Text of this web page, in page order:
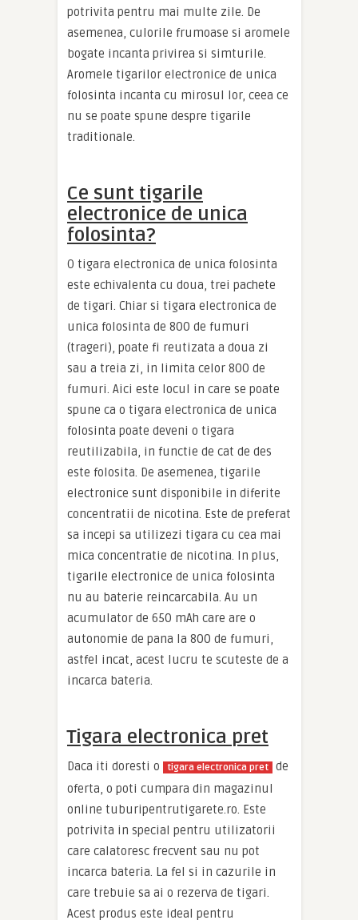
potrivita pentru mai multe zile. De
asemenea, culorile frumoase si aromele
bogate incanta privirea si simturile.
Aromele tigarilor electronice de unica
folosinta incanta cu mirosul lor, ceea ce
nu se poate spune despre tigarile
traditionale.
Ce sunt tigarile
electronice de unica
folosinta?
O tigara electronica de unica folosinta
este echivalenta cu doua, trei pachete
de tigari. Chiar si tigara electronica de
unica folosinta de 800 de fumuri
(trageri), poate fi reutizata a doua zi
sau a treia zi, in limita celor 800 de
fumuri. Aici este locul in care se poate
spune ca o tigara electronica de unica
folosinta poate deveni o tigara
reutilizabila, in functie de cat de des
este folosita. De asemenea, tigarile
electronice sunt disponibile in diferite
concentratii de nicotina. Este de preferat
sa incepi sa utilizezi tigara cu cea mai
mica concentratie de nicotina. In plus,
tigarile electronice de unica folosinta
nu au baterie reincarcabila. Au un
acumulator de 650 mAh care are o
autonomie de pana la 800 de fumuri,
astfel incat, acest lucru te scuteste de a
incarca bateria.
Tigara electronica pret
Daca iti doresti o tigara electronica pret de
oferta, o poti cumpara din magazinul
online tuburipentrutigarete.ro. Este
potrivita in special pentru utilizatorii
care calatoresc frecvent sau nu pot
incarca bateria. La fel si in cazurile in
care trebuie sa ai o rezerva de tigari.
Acest produs este ideal pentru